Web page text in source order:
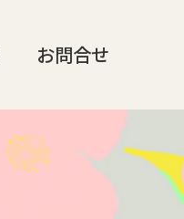
お問合せ